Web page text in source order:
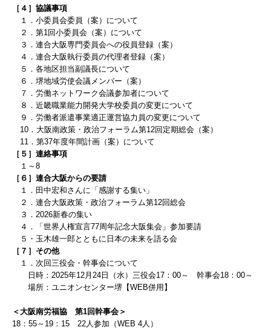
［４］協議事項
１．小委員会委員（案）について
２．第1回小委員会（案）について
３．連合大阪専門委員会への役員登録（案）
４．連合大阪執行委員の代理者登録（案）
５．各地区担当副議長について
６．堺地域労使会議メンバー（案）
７．労働ネットワーク会議参加者について
８．近畿職業能力開発大学校委員の変更について
９．労働者派遣事業適正運営協力員の変更について
10．大阪南政策・政治フォーラム第12回定期総会（案）
11．第37年度年間計画（案）について
［５］連絡事項
１～8
［６］連合大阪からの要請
１．田中宏和さんに「感謝する集い」
２．連合大阪政策・政治フォーラム第12回総会
３．2026新春の集い
４．「世界人権宣言77周年記念大阪集会」参加要請
５・玉木雄一郎とともに日本の未来を語る会
［７］ その他
１．次回三役会・幹事会について
日時： 2025年12 月24日（水）三役会17 ： 00～ 幹事会18 ： 00～
場所：ユニオンセンター堺【WEB併用】
＜大阪南労福協 第1回幹事会＞
18：55～19：15 22人参加（WEB 4人）